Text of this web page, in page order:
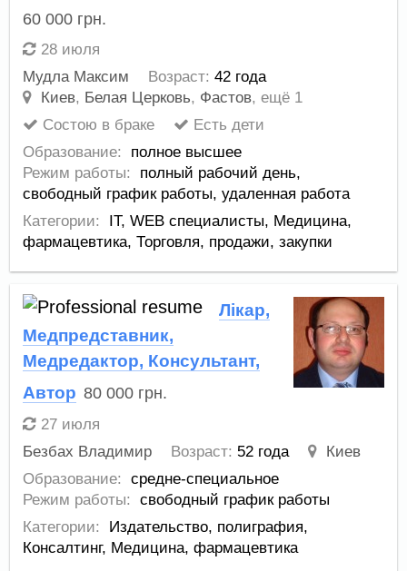
60 000 грн.
28 июля
Мудла Максим
Возраст: 42 года
Киев, Белая Церковь, Фастов,ещё 1
Состою в браке
Есть дети
Образование:
полное высшее
Режим работы:
полный рабочий день,
свободный график работы,удаленная работа
Категории:
IT, WEB специалисты, Медицина,
фармацевтика, Торговля, продажи, закупки
Лікар,
Медпредставник,
Медредактор, Консультант,
Автор 80 000 грн.
27 июля
Безбах Владимир
Возраст: 52 года
Киев
Образование:
средне-специальное
Режим работы:
свободный график работы
Категории:
Издательство, полиграфия,
Консалтинг, Медицина, фармацевтика